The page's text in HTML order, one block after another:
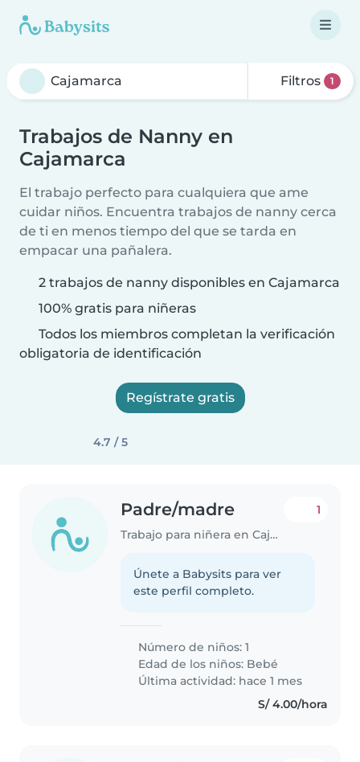
Filtros 1
Trabajos de Nanny en
Cajamarca
El trabajo perfecto para cualquiera que ame
cuidar niños. Encuentra trabajos de nanny cerca
de ti en menos tiempo del que se tarda en
empacar una pañalera.
2 trabajos de nanny disponibles en Cajamarca
100% gratis para niñeras
Todos los miembros completan la verificación
obligatoria de identificación
Regístrate gratis
4.7 / 5
Padre/madre
Trabajo para niñera en Cajamarca
1
Únete a Babysits para ver
este perfil completo.
Número de niños: 1
Edad de los niños: Bebé
Última actividad: hace 1 mes
S/ 4.00/hora